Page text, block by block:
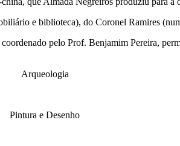
e biblioteca), do Coronel Ramires
pelo Prof. Benjamim Pereira,
Arqueologia
Pintura e Desenho